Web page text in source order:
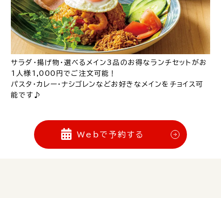
サラダ・揚げ物・選べるメイン3品のお得なランチセットがお
1人様1,000円でご注文可能！
パスタ・カレー・ナシゴレンなどお好きなメインをチョイス可
能です♪
Webで予約する